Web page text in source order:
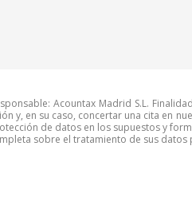
Acountax Madrid S.L.
y, en su caso, concertar una cita en
de datos en los supuestos y
sobre el tratamiento de sus datos